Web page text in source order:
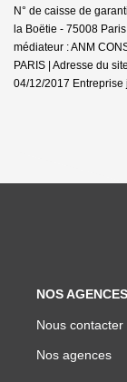
N° de caisse de
la Boëtie - 75008
médiateur : ANM
PARIS | Adresse du
04/12/2017
NOS AGENCES
Nous contacter
Nos agences